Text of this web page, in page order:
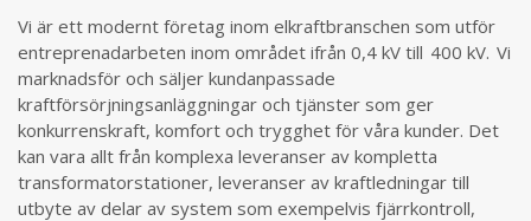
Vi är ett modernt företag inom elkraftbranschen som utför
entreprenadarbeten inom området ifrån 0,4 kV till 400 kV. Vi
marknadsför och säljer kundanpassade
kraftförsörjningsanläggningar och tjänster som ger
konkurrenskraft, komfort och trygghet för våra kunder. Det
kan vara allt från komplexa leveranser av kompletta
transformatorstationer, leveranser av kraftledningar till
utbyte av delar av system som exempelvis fjärrkontroll,